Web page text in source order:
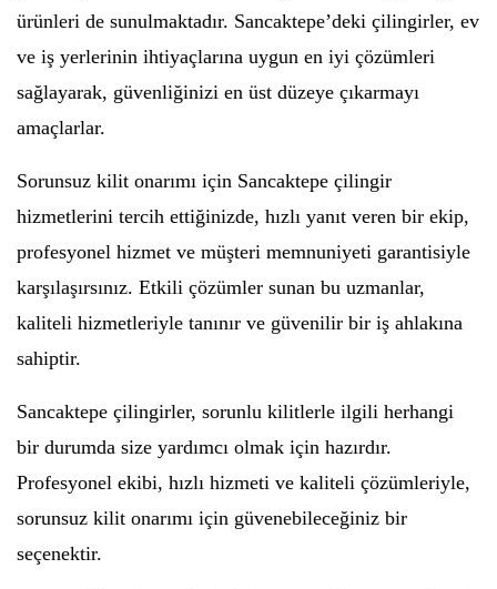
ürünleri de sunulmaktadır. Sancaktepe’deki çilingirler, ev
ve iş yerlerinin ihtiyaçlarına uygun en iyi çözümleri
sağlayarak, güvenliğinizi en üst düzeye çıkarmayı
amaçlarlar.
Sorunsuz kilit onarımı için Sancaktepe çilingir
hizmetlerini tercih ettiğinizde, hızlı yanıt veren bir ekip,
profesyonel hizmet ve müşteri memnuniyeti garantisiyle
karşılaşırsınız. Etkili çözümler sunan bu uzmanlar,
kaliteli hizmetleriyle tanınır ve güvenilir bir iş ahlakına
sahiptir.
Sancaktepe çilingirler, sorunlu kilitlerle ilgili herhangi
bir durumda size yardımcı olmak için hazırdır.
Profesyonel ekibi, hızlı hizmeti ve kaliteli çözümleriyle,
sorunsuz kilit onarımı için güvenebileceğiniz bir
seçenektir.